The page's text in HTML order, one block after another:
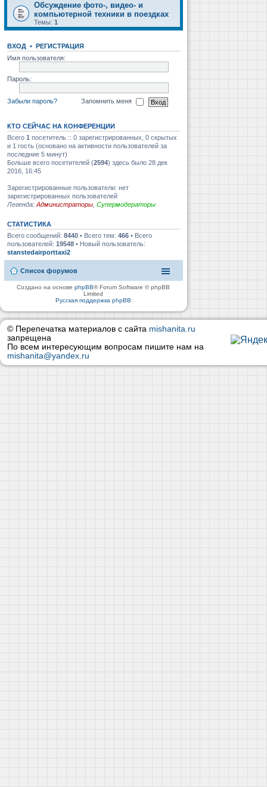
Обсуждение фото-, видео- и
компьютерной техники в поездках
Темы: 1
ВХОД • РЕГИСТРАЦИЯ
Имя пользователя:
Пароль:
Забыли пароль? Запомнить меня
КТО СЕЙЧАС НА КОНФЕРЕНЦИИ
Всего 1 посетитель :: 0 зарегистрированных, 0 скрытых
и 1 гость (основано на активности пользователей за
последние 5 минут)
Больше всего посетителей (2594) здесь было 28 дек
2016, 16:45
Зарегистрированные пользователи: нет
зарегистрированных пользователей
Легенда: Администраторы Супермодераторы
СТАТИСТИКА
Всего сообщений: 8440 • Всего тем: 466 • Всего
пользователей: 19548 • Новый пользователь:
stanstedairporttaxi2
Список форумов
Создано на основеphpBB® Forum Software © phpBB
Limited
Русская поддержка phpBB
© Перепечатка материалов с сайта mishanita.ru
запрещена
По всем интересующим вопросам пишите нам на
mishanita@yandex.ru